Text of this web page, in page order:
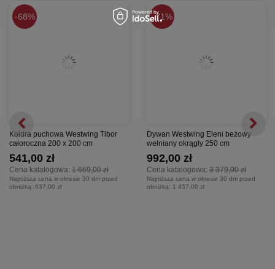
✔️Właściwości materiału:
Nie gniecie się (wrinkle-free)
68%
Kołdra puchowa Westwing Tibor
całoroczna 200 x 200 cm
Cena katalogowa: 1 669,00 zł
541,00 zł
Najniższa cena w okresie 30 dni przed
obniżką: 637,00 zł
71%
Dywan Westwing Eleni beżowy
wełniany okrągły 250 cm
Cena katalogowa: 3 379,00 zł
992,00 zł
Najniższa cena w okresie 30 dni przed
obniżką: 1 457,00 zł